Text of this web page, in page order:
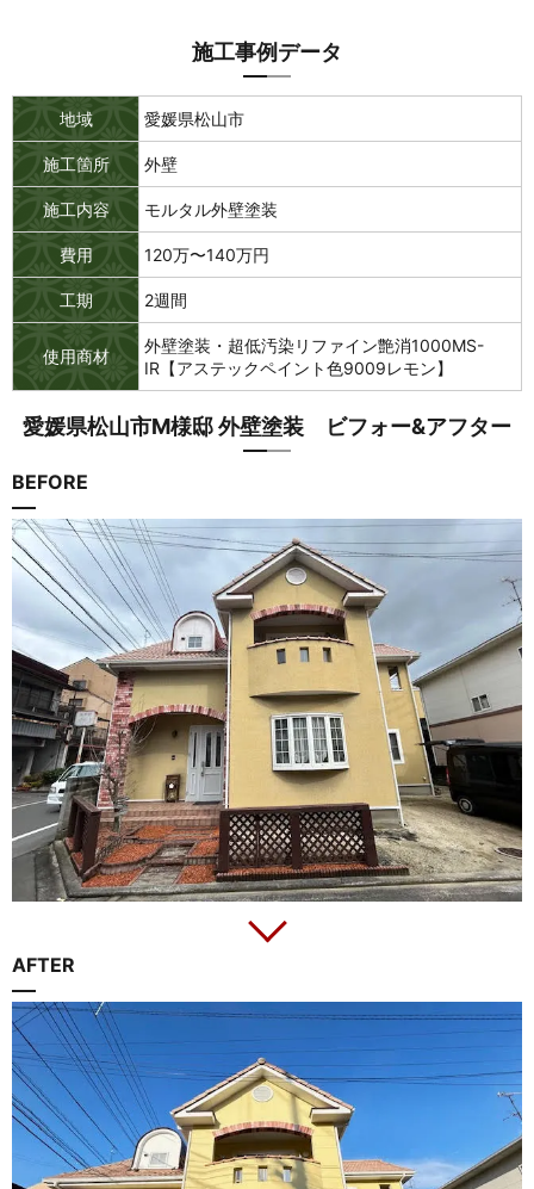
施工事例データ
地域 愛媛県松山市
施工箇所 外壁
施工内容 モルタル外壁塗装
費用 120万〜140万円
工期 2週間
使用商材
外壁塗装・超低汚染リファイン艶消1000MS-
IR【アステックペイント色9009レモン】
愛媛県松山市M様邸 外壁塗装 ビフォー&アフター
BEFORE
AFTER